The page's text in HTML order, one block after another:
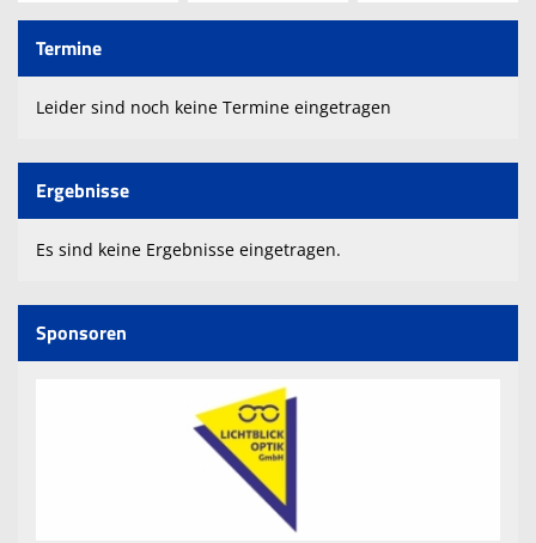
Kontaktformular
Downloads
Termine
Leider sind noch keine Termine eingetragen
Ergebnisse
Es sind keine Ergebnisse eingetragen.
Sponsoren